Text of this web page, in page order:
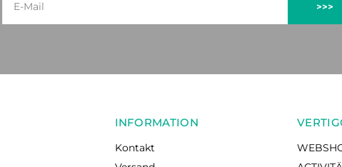
>>>
INFORMATION
Kontakt